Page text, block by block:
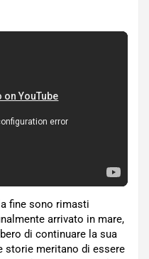
fine sono rimasti
arrivato in mare,
di continuare la sua
storie meritano di essere